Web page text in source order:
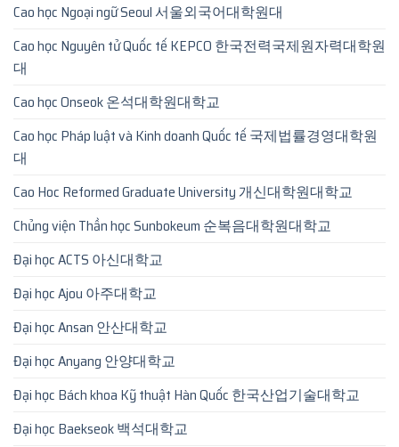
Cao học Ngoại ngữ Seoul 서울외국어대학원대
Cao học Nguyên tử Quốc tế KEPCO 한국전력국제원자력대학원
대
Cao học Onseok 온석대학원대학교
Cao học Pháp luật và Kinh doanh Quốc tế 국제법률경영대학원
대
Cao Hoc Reformed Graduate University 개신대학원대학교
Chủng viện Thần học Sunbokeum 순복음대학원대학교
Đại học ACTS 아신대학교
Đại học Ajou 아주대학교
Đại học Ansan 안산대학교
Đại học Anyang 안양대학교
Đại học Bách khoa Kỹ thuật Hàn Quốc 한국산업기술대학교
Đại học Baekseok 백석대학교